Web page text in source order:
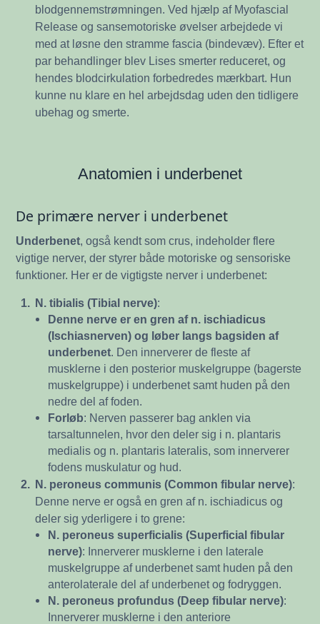
blodgennemstrømningen. Ved hjælp af Myofascial
Release og sansemotoriske øvelser arbejdede vi
med at løsne den stramme fascia (bindevæv). Efter et
par behandlinger blev Lises smerter reduceret, og
hendes blodcirkulation forbedredes mærkbart. Hun
kunne nu klare en hel arbejdsdag uden den tidligere
ubehag og smerte.
Anatomien i underbenet
De primære nerver i underbenet
Underbenet , også kendt som crus, indeholder flere
vigtige nerver, der styrer både motoriske og sensoriske
funktioner. Her er de vigtigste nerver i underbenet:
1. N. tibialis (Tibial nerve):
Denne nerve er en gren af n. ischiadicus
(Ischiasnerven) og løber langs bagsiden af
underbenet . Den innerverer de fleste af
musklerne i den posterior muskelgruppe (bagerste
muskelgruppe) i underbenet samt huden på den
nedre del af foden.
Forløb: Nerven passerer bag anklen via
tarsaltunnelen, hvor den deler sig i n. plantaris
medialis og n. plantaris lateralis, som innerverer
fodens muskulatur og hud.
2.
N. peroneus communis (Common fibular nerve):
Denne nerve er også en gren af n. ischiadicus og
deler sig yderligere i to grene:
N. peroneus superficialis (Superficial fibular
nerve): Innerverer musklerne i den laterale
muskelgruppe af underbenet samt huden på den
anterolaterale del af underbenet og fodryggen.
N. peroneus profundus (Deep fibular nerve):
Innerverer musklerne i den anteriore